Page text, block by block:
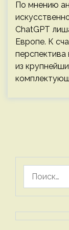
По мнению
ChatGPT
Европе. К
из